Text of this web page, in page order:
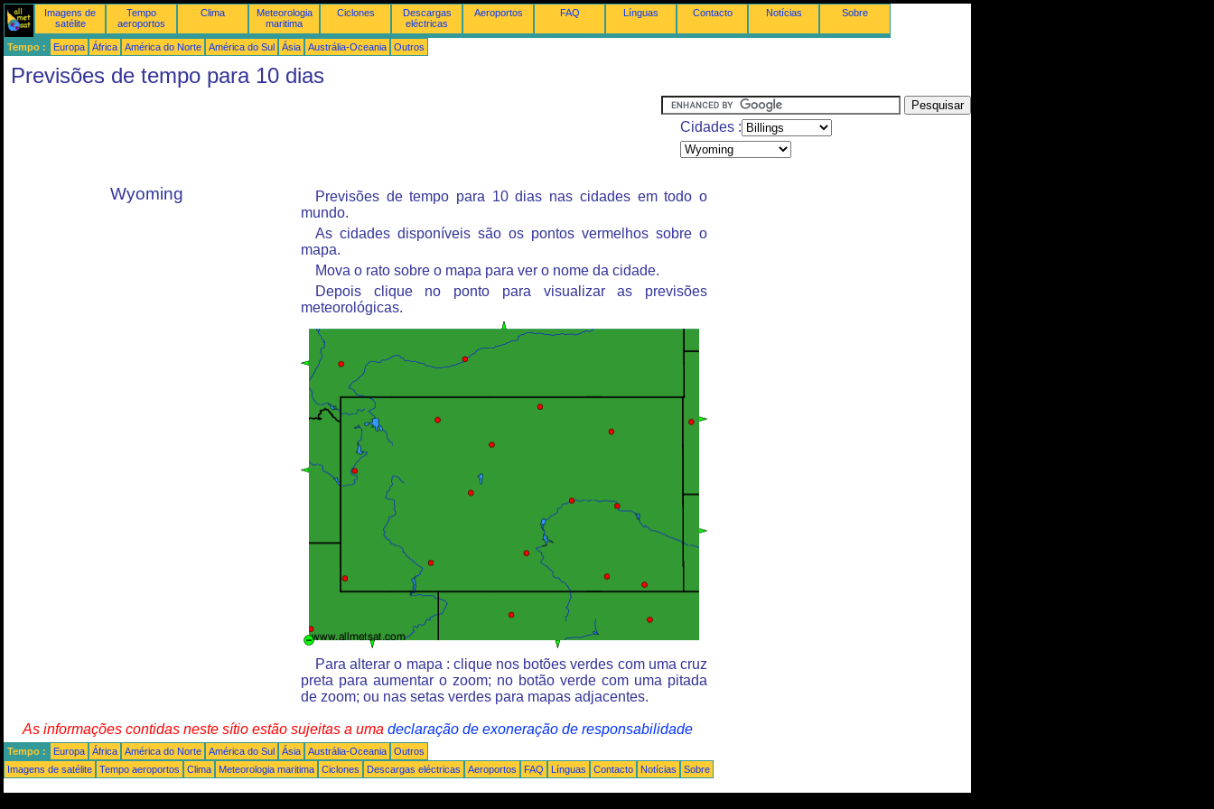
Imagens de
satélite
Tempo
aeroportos
Clima
Meteorologia
maritima
Ciclones
Descargas
eléctricas
Aeroportos FAQ Línguas Contacto Notícias Sobre
Tempo : Europa África América do Norte América do Sul Ásia Austrália-Oceania Outros
Previsões de tempo para 10 dias
Cidades :
Wyoming
Previsões de tempo para 10 dias nas cidades em todo o
mundo.
As cidades disponíveis são os pontos vermelhos sobre o
mapa.
Mova o rato sobre o mapa para ver o nome da cidade.
Depois clique no ponto para visualizar as previsões
meteorológicas.
Para alterar o mapa : clique nos botões verdes com uma cruz
preta para aumentar o zoom; no botão verde com uma pitada
de zoom; ou nas setas verdes para mapas adjacentes.
As informações contidas neste sítio estão sujeitas a uma declaração de exoneração de responsabilidade
Tempo : Europa África América do Norte América do Sul Ásia Austrália-Oceania
Outros
Imagens de satélite
Tempo aeroportos Clima Meteorologia maritima Ciclones Descargas eléctricas Aeroportos FAQ Línguas Contacto Notícias Sobre